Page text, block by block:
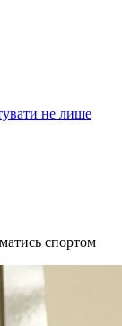
не лише
спортом